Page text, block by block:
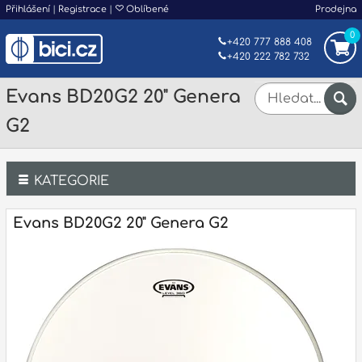
Přihlášení | Registrace | Oblíbené Prodejna
0
+420 777 888 408
+420 222 782 732
Evans BD20G2 20" Genera
G2
KATEGORIE
Bicí
Kytary a strunné nástroje
Dechy
Evans BD20G2 20" Genera G2